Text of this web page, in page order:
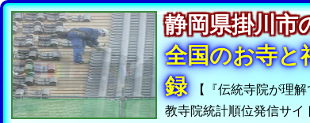
静岡県掛川
全国のお寺と
録
【『伝統寺院が理
教寺院統計順位発信サ